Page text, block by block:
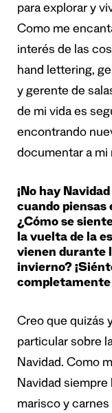
para explorar y
Como me
interés de las
hand lettering,
y gerente de
de mi vida es
encontrando
documentar a mi
¡No hay
cuando piensas
¿Cómo se
la vuelta de la
vienen durante
invierno?
Creo que quizás
particular sobre
Navidad. Como
Navidad siempre
marisco y